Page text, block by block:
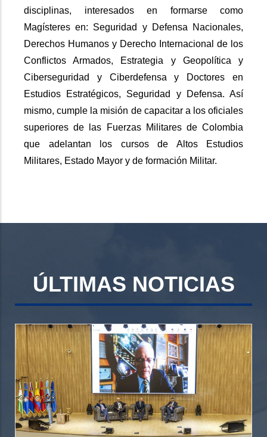
disciplinas, interesados en formarse como
Magísteres en: Seguridad y Defensa Nacionales,
Derechos Humanos y Derecho Internacional de los
Conflictos Armados, Estrategia y Geopolítica y
Ciberseguridad y Ciberdefensa y Doctores en
Estudios Estratégicos, Seguridad y Defensa. Así
mismo, cumple la misión de capacitar a los oficiales
superiores de las Fuerzas Militares de Colombia
que adelantan los cursos de Altos Estudios
Militares, Estado Mayor y de formación Militar.
ÚLTIMAS NOTICIAS